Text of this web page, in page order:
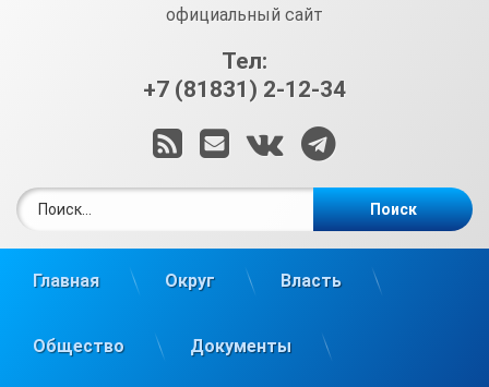
официальный сайт
Тел:
+7 (81831) 2-12-34
RSSE-mailВКонтакте
Telegram
Главная Округ Власть
Общество Документы